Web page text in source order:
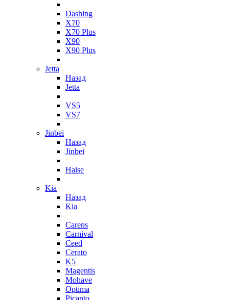
Dashing
X70
X70 Plus
X90
X90 Plus
Jetta
Назад
Jetta
VS5
VS7
Jinbei
Назад
Jinbei
Haise
Kia
Назад
Kia
Carens
Carnival
Ceed
Cerato
K5
Magentis
Mohave
Optima
Picanto